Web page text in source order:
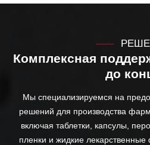
Комплексная
до
Мы специализируемся на
решений для производства
включая таблетки, капсулы,
пленки и жидкие